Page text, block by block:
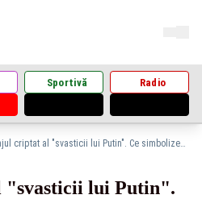
Sportivă Radio
Mesajul criptat al "svasticii lui Putin". Ce simbolizează litera "Z"
"svasticii lui Putin".